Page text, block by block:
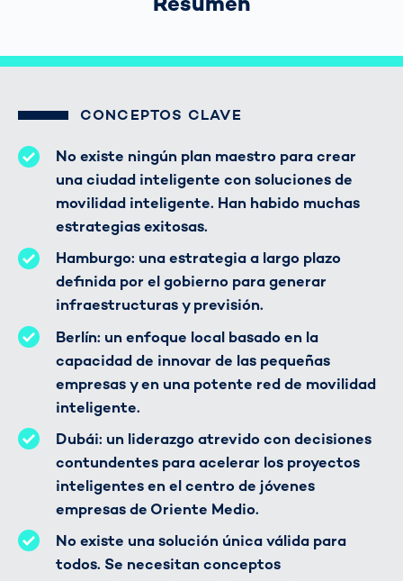
CONCEPTOS CLAVE
No existe ningún plan maestro para crear
una ciudad inteligente con soluciones de
movilidad inteligente. Han habido muchas
estrategias exitosas.
Hamburgo: una estrategia a largo plazo
definida por el gobierno para generar
infraestructuras y previsión.
Berlín: un enfoque local basado en la
capacidad de innovar de las pequeñas
empresas y en una potente red de movilidad
inteligente.
Dubái: un liderazgo atrevido con decisiones
contundentes para acelerar los proyectos
inteligentes en el centro de jóvenes
empresas de Oriente Medio.
No existe una solución única válida para
todos. Se necesitan conceptos